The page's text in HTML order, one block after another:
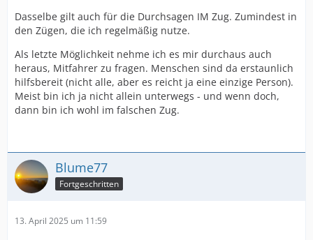
Dasselbe gilt auch für die Durchsagen IM Zug. Zumindest in
den Zügen, die ich regelmäßig nutze.
Als letzte Möglichkeit nehme ich es mir durchaus auch
heraus, Mitfahrer zu fragen. Menschen sind da erstaunlich
hilfsbereit (nicht alle, aber es reicht ja eine einzige Person).
Meist bin ich ja nicht allein unterwegs - und wenn doch,
dann bin ich wohl im falschen Zug.
Blume77
Fortgeschritten
13. April 2025 um 11:59